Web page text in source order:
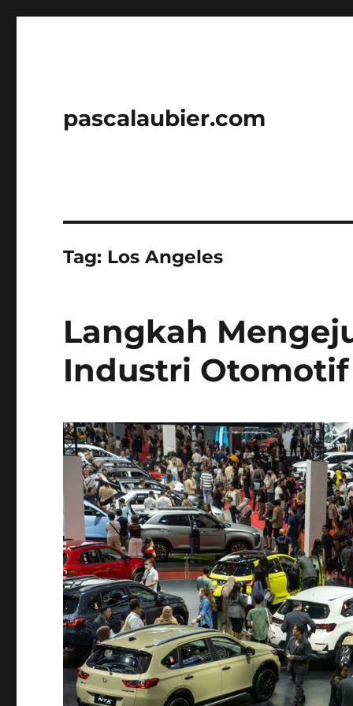
pascalaubier.com
Tag: Los Angeles
Langkah
Industri Otomotif